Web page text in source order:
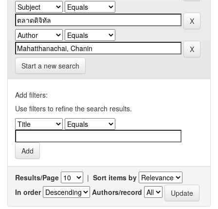
Start a new search
Add filters:
Use filters to refine the search results.
Results/Page | Sort items by
In order
Authors/record